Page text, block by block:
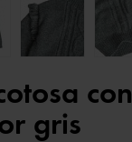
con
gris